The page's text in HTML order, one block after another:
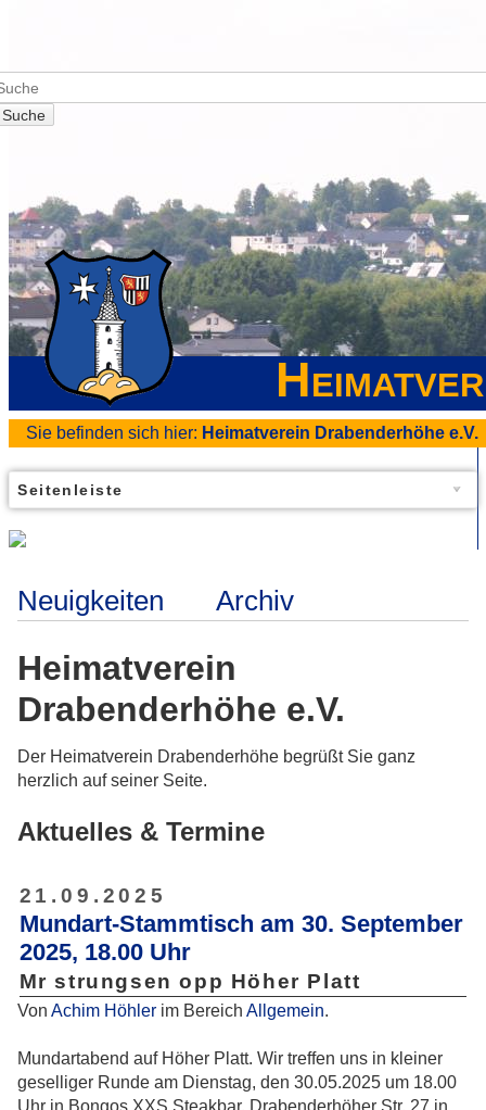
Suche
Sie befinden sich hier: Heimatverein Drabenderhöhe e.V.
Seitenleiste
Neuigkeiten Archiv
Heimatverein
Drabenderhöhe e.V.
Der Heimatverein Drabenderhöhe begrüßt Sie ganz
herzlich auf seiner Seite.
Aktuelles & Termine
21.09.2025
Mundart-Stammtisch am 30. September
2025, 18.00 Uhr
Mr strungsen opp Höher Platt
Von Achim Höhler im Bereich Allgemein.
Mundartabend auf Höher Platt. Wir treffen uns in kleiner
geselliger Runde am Dienstag, den 30.05.2025 um 18.00